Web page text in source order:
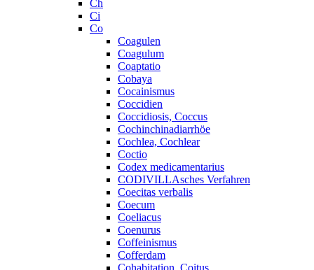
Ch
Ci
Co
Coagulen
Coagulum
Coaptatio
Cobaya
Cocainismus
Coccidien
Coccidiosis, Coccus
Cochinchinadiarrhöe
Cochlea, Cochlear
Coctio
Codex medicamentarius
CODIVILLAsches Verfahren
Coecitas verbalis
Coecum
Coeliacus
Coenurus
Coffeinismus
Cofferdam
Cohabitation, Coitus